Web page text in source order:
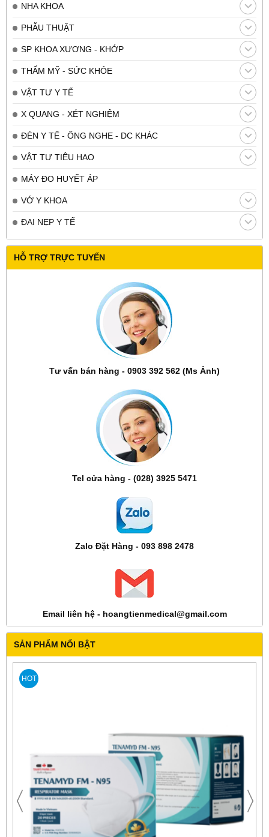
NHA KHOA
PHẪU THUẬT
SP KHOA XƯƠNG - KHỚP
THẨM MỸ - SỨC KHỎE
VẬT TƯ Y TẾ
X QUANG - XÉT NGHIỆM
ĐÈN Y TẾ - ỐNG NGHE - DC KHÁC
VẬT TƯ TIÊU HAO
MÁY ĐO HUYẾT ÁP
VỚ Y KHOA
ĐAI NẸP Y TẾ
HỖ TRỢ TRỰC TUYẾN
Tư vấn bán hàng - 0903 392 562 (Ms Ảnh)
Tel cửa hàng - (028) 3925 5471
Zalo Đặt Hàng - 093 898 2478
Email liên hệ - hoangtienmedical@gmail.com
SẢN PHẨM NỔI BẬT
HOT